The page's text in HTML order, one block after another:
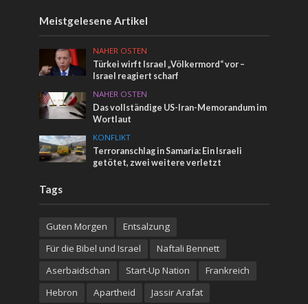
Meistgelesene Artikel
NAHER OSTEN
Türkei wirft Israel „Völkermord“ vor –
Israel reagiert scharf
NAHER OSTEN
Das vollständige US-Iran-Memorandum im
Wortlaut
KONFLIKT
Terroranschlag in Samaria: Ein Israeli
getötet, zwei weitere verletzt
Tags
Guten Morgen
Entsalzung
Für die Bibel und Israel
Naftali Bennett
Aserbaidschan
Start-Up Nation
Frankreich
Hebron
Apartheid Jassir Arafat